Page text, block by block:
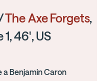
The Axe Forgets,
46', US
a Benjamin Caron